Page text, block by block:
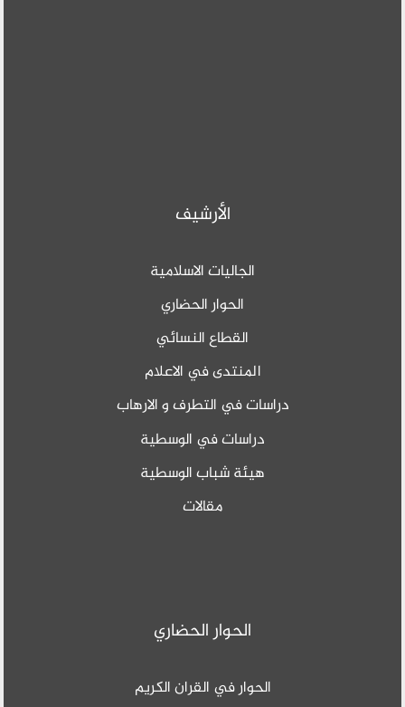
الأرشيف
الجاليات الاسلامية
الحوار الحضاري
القطاع النسائي
المنتدى في الاعلام
دراسات في التطرف و الارهاب
دراسات في الوسطية
هيئة شباب الوسطية
مقالات
الحوار الحضاري
الحوار في القران الكريم